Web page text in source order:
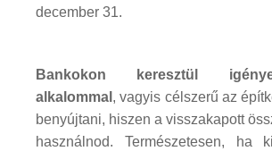
december 31.
Bankokon keresztül
alkalommal , vagyis célszerű az
benyújtani, hiszen a visszakapott
használnod. Természetesen, ha